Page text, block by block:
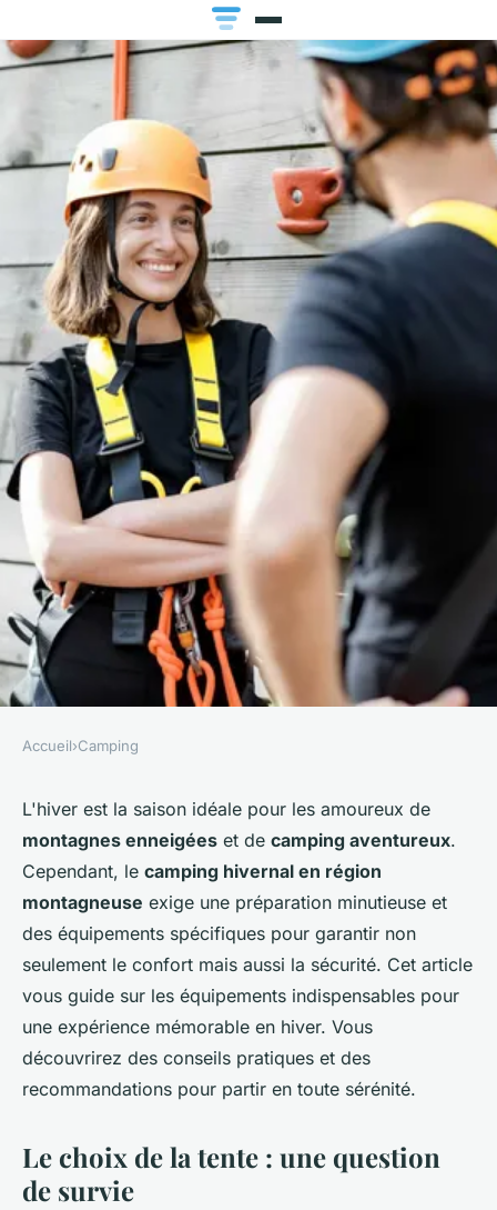
CAMPING
Quels sont les équipements
indispensables pour un
camping en région
montagneuse hivernale?
Rose•30 juin 2024•5 min de lecture
Accueil›Camping
L'hiver est la saison idéale pour les amoureux de
montagnes enneigées et de camping aventureux.
Cependant, le camping hivernal en région
montagneuse exige une préparation minutieuse et
des équipements spécifiques pour garantir non
seulement le confort mais aussi la sécurité. Cet article
vous guide sur les équipements indispensables pour
une expérience mémorable en hiver. Vous
découvrirez des conseils pratiques et des
recommandations pour partir en toute sérénité.
Le choix de la tente : une question
de survie